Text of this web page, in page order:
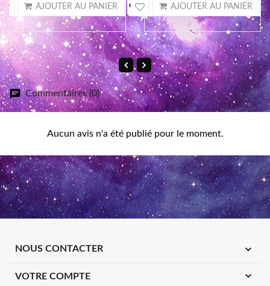
AJOUTER AU PANIER search AJOUTER AU PANIER
Commentaires (0)
Aucun avis n'a été publié pour le moment.
NOUS CONTACTER expand_more
VOTRE COMPTE expand_more